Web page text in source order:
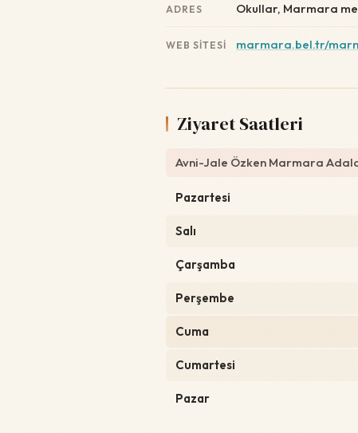
ADRES Okullar, Marmara
WEB SITESI marmara.bel.tr/
Ziyaret Saatleri
Avni-Jale Özken Marmara
Pazartesi
Salı
Çarşamba
Perşembe
Cuma
Cumartesi
Pazar